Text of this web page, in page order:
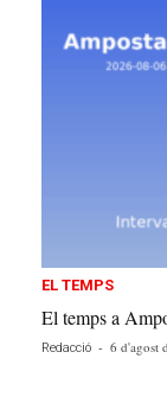
EL TEMPS
El temps a
Redacció - 6 d'agost